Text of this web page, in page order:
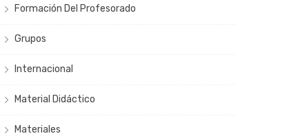
Formación Del Profesorado
Grupos
Internacional
Material Didáctico
Materiales